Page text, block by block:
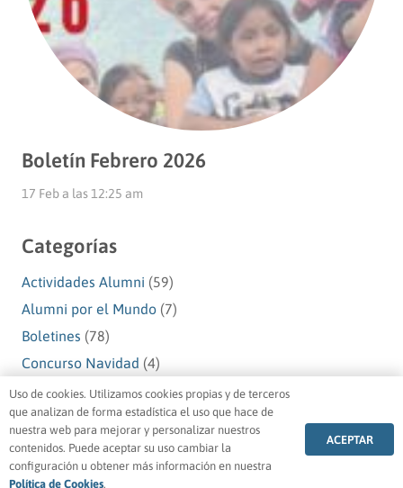
Boletín Febrero 2026
17 Feb a las 12:25 am
Categorías
Actividades Alumni (59)
Alumni por el Mundo (7)
Boletines (78)
Concurso Navidad (4)
Navidad Alumni(10)
Premios Alumni (1)
Testimonios Alumni(49)
Voluntariado Alumni (5)
Uso de cookies. Utilizamos cookies propias y de terceros
que analizan de forma estadística el uso que hace de
nuestra web para mejorar y personalizar nuestros
contenidos. Puede aceptar su uso cambiar la
configuración u obtener más información en nuestra
Política de Cookies.
ACEPTAR